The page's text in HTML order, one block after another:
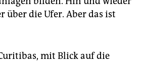
über die Ufer. Aber das ist
mit Blick auf die